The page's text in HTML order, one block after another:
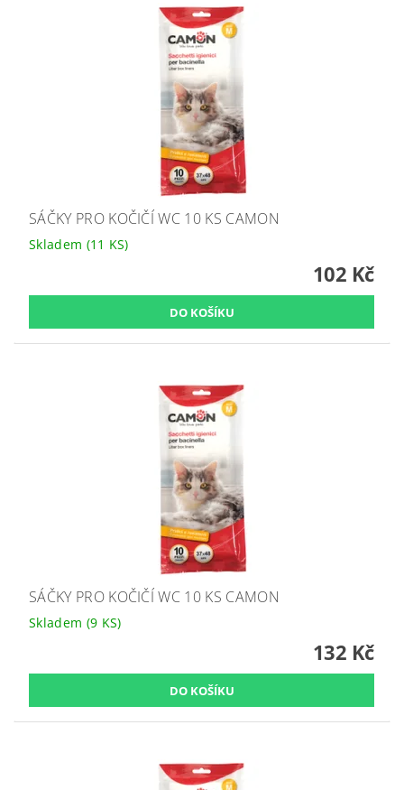
SÁČKY PRO KOČIČÍ WC 10 KS CAMON
Skladem (11 KS)
102 Kč
SÁČKY PRO KOČIČÍ WC 10 KS CAMON
Skladem (9 KS)
132 Kč